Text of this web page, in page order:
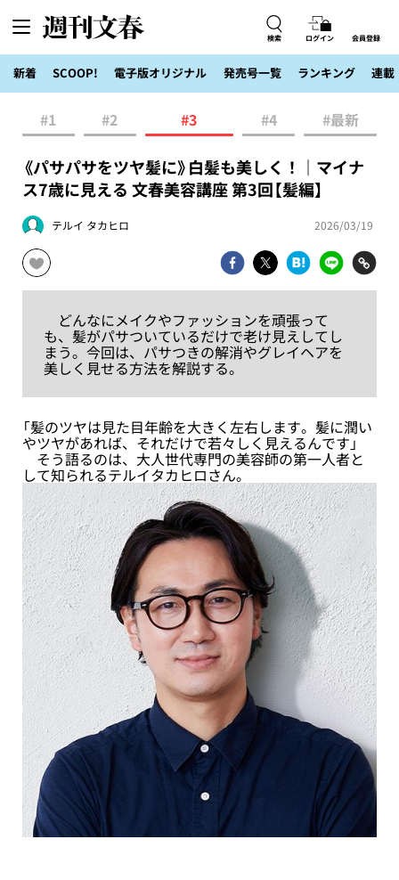
検索 ログイン 会員登録
新着 SCOOP! 電子版オリジナル 発売号一覧 ランキング 連載
#1 #2 #3 #4 #最新
《パサパサをツヤ髪に》白髪も美しく！｜マイナ
ス7歳に見える 文春美容講座 第3回【髪編】
テルイ タカヒロ 2026/03/19
どんなにメイクやファッションを頑張って
も、髪がパサついているだけで老け見えしてし
まう。今回は、パサつきの解消やグレイヘアを
美しく見せる方法を解説する。
「髪のツヤは見た目年齢を大きく左右します。髪に潤い
やツヤがあれば、それだけで若々しく見えるんです」
そう語るのは、大人世代専門の美容師の第一人者と
して知られるテルイタカヒロさん。